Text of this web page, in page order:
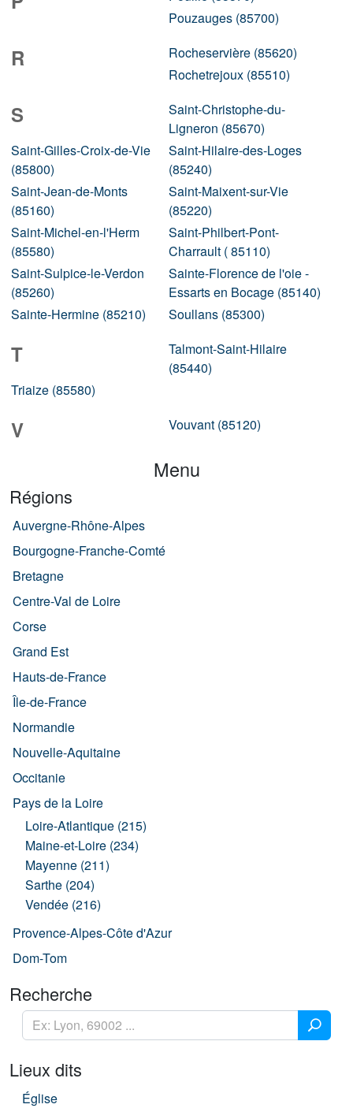
Pouzauges (85700)
R
Rocheservière (85620)
Rochetrejoux (85510)
S
Saint-Christophe-du-
Ligneron (85670)
Saint-Gilles-Croix-de-Vie
(85800)
Saint-Hilaire-des-Loges
(85240)
Saint-Jean-de-Monts
(85160)
Saint-Maixent-sur-Vie
(85220)
Saint-Michel-en-l'Herm
(85580)
Saint-Philbert-Pont-
Charrault ( 85110)
Saint-Sulpice-le-Verdon
(85260)
Sainte-Florence de l'oie -
Essarts en Bocage (85140)
Sainte-Hermine (85210)
Soullans (85300)
T
Talmont-Saint-Hilaire
(85440)
Triaize (85580)
V Vouvant (85120)
Menu
Régions
Auvergne-Rhône-Alpes
Bourgogne-Franche-Comté
Bretagne
Centre-Val de Loire
Corse
Grand Est
Hauts-de-France
Île-de-France
Normandie
Nouvelle-Aquitaine
Occitanie
Pays de la Loire
Loire-Atlantique (215)
Maine-et-Loire (234)
Mayenne (211)
Sarthe (204)
Vendée (216)
Provence-Alpes-Côte d'Azur
Dom-Tom
Recherche
Lieux dits
Église